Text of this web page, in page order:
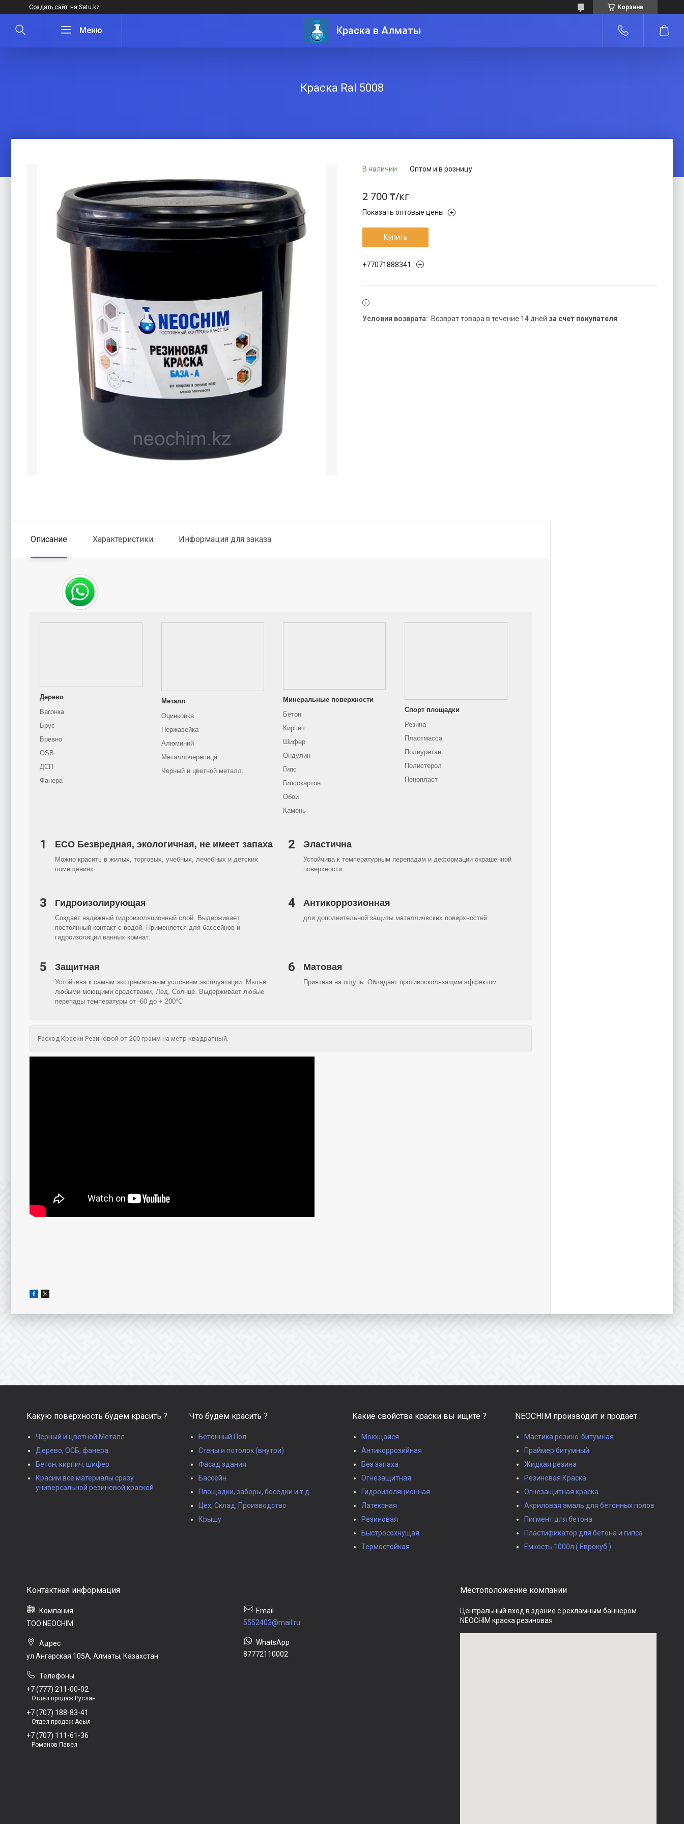
Создать сайт на Satu.kz Корзина
Краска в Алматы
Краска Ral 5008
В наличии Оптом и в розницу
2 700 ₸/кг
Показать оптовые цены
Купить
+77071888341
возврат товара в течение 14 дней за счет покупателя
Описание Характеристики Информация для заказа
Дерево
Вагонка
Брус
Бревно
OSB
ДСП
Фанера
Металл
Оцинковка
Нержавейка
Алюминий
Металлочерепица
Черный и цветной металл.
Минеральные поверхности
Бетон
Кирпич
Шифер
Ондулин
Гипс
Гипсокартон
Обои
Камень
Спорт площадки
Резина
Пластмасса
Полиуретан
Полистерол
Пенопласт
1 ECO Безвредная, экологичная, не имеет запаха
Можно красить в жилых, торговых, учебных, лечебных и детских
помещениях
2 Эластична
Устойчива к температурным перепадам и деформации окрашенной
поверхности
3 Гидроизолирующая
Создаёт надёжный гидроизоляционный слой. Выдерживает
постоянный контакт с водой. Применяется для бассейнов и
гидроизоляции ванных комнат.
4 Антикоррозионная
для дополнительной защиты маталлических поверхностей.
5 Защитная
Устойчива к самым экстремальным условиям эксплуатации. Мытье
любыми моющими средствами, Лед, Солнце. Выдерживает любые
перепады температуры от -60 до + 200°C
6 Матовая
Приятная на ощупь. Обладает противоскользящим эффектом.
Расход Краски Резиновой от 200 грамм на метр квадратный.
Какую поверхность будем красить ?
Черный и цветной Металл
Дерево, ОСБ, фанера.
Бетон, кирпич, шифер
Красим все материалы сразу
универсальной резиновой краской
Что будем красить ?
Бетонный Пол
Стены и потолок (внутри)
Фасад здания
Бассейн
Площадки, заборы, беседки и т.д.
Цех, Склад, Производство
Крышу
Какие свойства краски вы ищите ?
Моющаяся
Антикоррозийная
Без запаха
Огнезащитная
Гидроизоляционная
Латексная
Резиновая
Быстросохнущая
Термостойкая
NEOCHIM производит и продает :
Мастика резино-битумная
Праймер битумный
Жидкая резина
Резиновая Краска
Огнезащитная краска
Акриловая эмаль для бетонных полов
Пигмент для бетона
Пластификатор для бетона и гипса
Емкость 1000л ( Еврокуб )
ТОО NEOCHIM
ул Ангарская 105А, Алматы, Казахстан
+7 (777) 211-00-02
Отдел продаж Руслан
+7 (707) 188-83-41
Отдел продаж Асыл
+7 (707) 111-61-36
Романов Павел
5552403@mail.ru
87772110002
Местоположение компании
Центральный вход в здание с рекламным баннером
NEOCHIM краска резиновая